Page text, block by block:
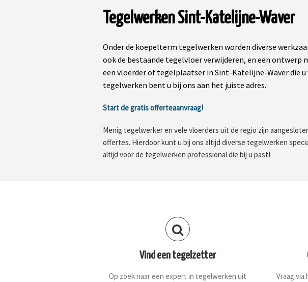
Tegelwerken Sint-Katelijne-Waver
Onder de koepelterm tegelwerken worden diverse
ook de bestaande tegelvloer verwijderen, en een ontwerp
een vloerder of tegelplaatser in Sint-Katelijne-Waver die
tegelwerken bent u bij ons aan het juiste adres.
Start de gratis offerteaanvraag!
Menig tegelwerker en vele vloerders uit de regio zijn
offertes. Hierdoor kunt u bij ons altijd diverse tegelwerken
altijd voor de tegelwerken professional die bij u past!
Vind een tegelzetter
Op zoek naar een expert in tegelwerken uit
Vraag